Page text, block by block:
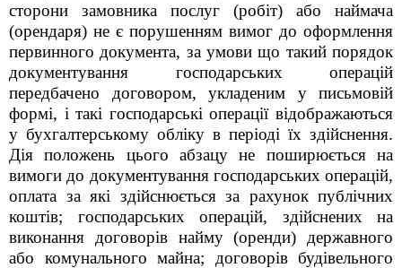
сторони замовника послуг (робіт) або наймача
(орендаря) не є порушенням вимог до оформлення
первинного документа, за умови що такий порядок
документування господарських операцій
передбачено договором, укладеним у письмовій
формі, і такі господарські операції відображаються
у бухгалтерському обліку в періоді їх здійснення.
Дія положень цього абзацу не поширюється на
вимоги до документування господарських операцій,
оплата за які здійснюється за рахунок публічних
коштів; господарських операцій, здійснених на
виконання договорів найму (оренди) державного
або комунального майна; договорів будівельного